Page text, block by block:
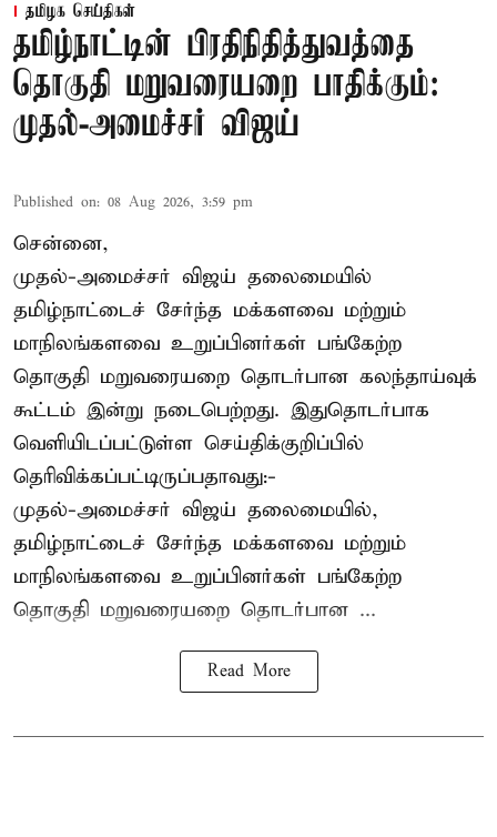
தமிழக செய்திகள்
தமிழ்நாட்டின் பிரதிநிதித்துவத்தை
தொகுதி மறுவரையறை பாதிக்கும்:
முதல்-அமைச்சர் விஜய்
Published on: 08 Aug 2026, 3:59 pm
சென்னை,
முதல்-அமைச்சர் விஜய் தலைமையில்
தமிழ்நாட்டைச் சேர்ந்த மக்களவை மற்றும்
மாநிலங்களவை உறுப்பினர்கள் பங்கேற்ற
தொகுதி மறுவரையறை தொடர்பான கலந்தாய்வுக்
கூட்டம் இன்று நடைபெற்றது. இதுதொடர்பாக
வெளியிடப்பட்டுள்ள செய்திக்குறிப்பில்
தெரிவிக்கப்பட்டிருப்பதாவது:-
முதல்-அமைச்சர் விஜய் தலைமையில்,
தமிழ்நாட்டைச் சேர்ந்த மக்களவை மற்றும்
மாநிலங்களவை உறுப்பினர்கள் பங்கேற்ற
தொகுதி மறுவரையறை தொடர்பான ...
Read More